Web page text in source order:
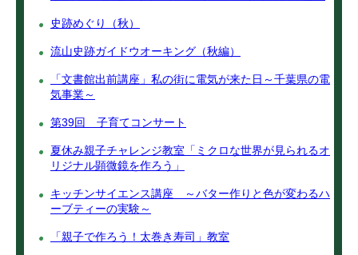
史跡めぐり（秋）
流山史跡ガイドウオーキング（秋編）
「文書館出前講座」私の街に電気が来た日～千葉県の電
気事業～
第39回 子育てコンサート
夏休み親子チャレンジ教室「ミクロな世界が見られるオ
リジナル顕微鏡を作ろう」
キッチンサイエンス講座 ～バター作りと色が変わるハ
ーブティーの実験～
「親子で作ろう！太巻き寿司」教室